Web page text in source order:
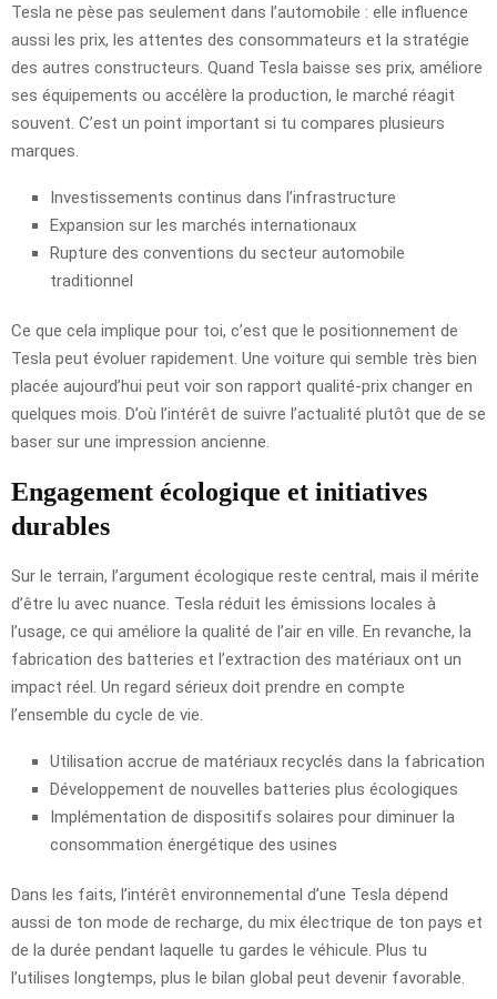
Tesla ne pèse pas seulement dans l’automobile : elle influence
aussi les prix, les attentes des consommateurs et la stratégie
des autres constructeurs. Quand Tesla baisse ses prix, améliore
ses équipements ou accélère la production, le marché réagit
souvent. C’est un point important si tu compares plusieurs
marques.
Investissements continus dans l’infrastructure
Expansion sur les marchés internationaux
Rupture des conventions du secteur automobile
traditionnel
Ce que cela implique pour toi, c’est que le positionnement de
Tesla peut évoluer rapidement. Une voiture qui semble très bien
placée aujourd’hui peut voir son rapport qualité-prix changer en
quelques mois. D’où l’intérêt de suivre l’actualité plutôt que de se
baser sur une impression ancienne.
Engagement écologique et initiatives
durables
Sur le terrain, l’argument écologique reste central, mais il mérite
d’être lu avec nuance. Tesla réduit les émissions locales à
l’usage, ce qui améliore la qualité de l’air en ville. En revanche, la
fabrication des batteries et l’extraction des matériaux ont un
impact réel. Un regard sérieux doit prendre en compte
l’ensemble du cycle de vie.
Utilisation accrue de matériaux recyclés dans la fabrication
Développement de nouvelles batteries plus écologiques
Implémentation de dispositifs solaires pour diminuer la
consommation énergétique des usines
Dans les faits, l’intérêt environnemental d’une Tesla dépend
aussi de ton mode de recharge, du mix électrique de ton pays et
de la durée pendant laquelle tu gardes le véhicule. Plus tu
l’utilises longtemps, plus le bilan global peut devenir favorable.